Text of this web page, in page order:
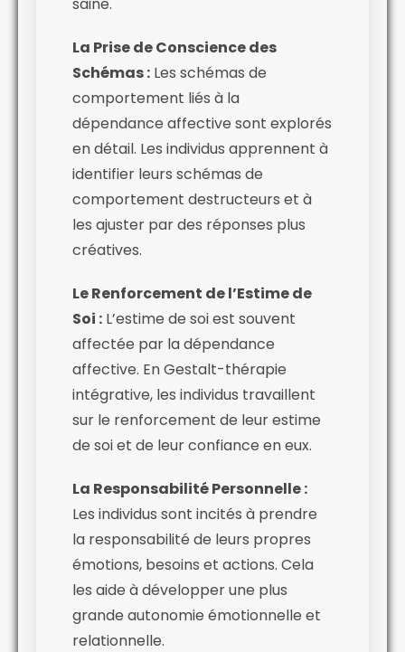
La Prise de Conscience des
Schémas : Les schémas de
comportement liés à la
dépendance affective sont explorés
en détail. Les individus apprennent à
identifier leurs schémas de
comportement destructeurs et à
les ajuster par des réponses plus
créatives.
Le Renforcement de l’Estime de
Soi : L’estime de soi est souvent
affectée par la dépendance
affective. En Gestalt-thérapie
intégrative, les individus travaillent
sur le renforcement de leur estime
de soi et de leur confiance en eux.
La Responsabilité Personnelle :
Les individus sont incités à prendre
la responsabilité de leurs propres
émotions, besoins et actions. Cela
les aide à développer une plus
grande autonomie émotionnelle et
relationnelle.